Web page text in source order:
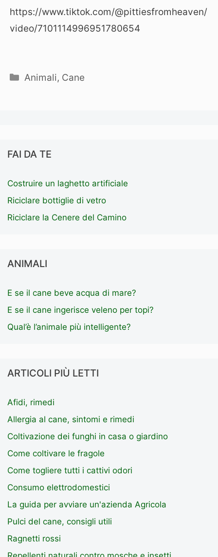
https://www.tiktok.com/@pittiesfromheaven/
video/7101114996951780654
Categorie
Animali, Cane
FAI DA TE
Costruire un laghetto artificiale
Riciclare bottiglie di vetro
Riciclare la Cenere del Camino
ANIMALI
E se il cane beve acqua di mare?
E se il cane ingerisce veleno per topi?
Qual’è l’animale più intelligente?
ARTICOLI PIÙ LETTI
Afidi, rimedi
Allergia al cane, sintomi e rimedi
Coltivazione dei funghi in casa o giardino
Come coltivare le fragole
Come togliere tutti i cattivi odori
Consumo elettrodomestici
La guida per avviare un'azienda Agricola
Pulci del cane, consigli utili
Ragnetti rossi